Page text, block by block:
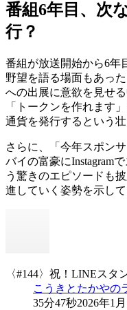
番組6年目、次
行？
番組が放送開始から6年
野望を語る場面もあった
への出展に意欲を見せ
「トークンを作れます
通貨を発行するという
さらに、「今年スポン
バイの富豪にInstagram
う驚きのエピソードも
進していく姿勢を示して
〈#144〉祝！LINEスタ
こうきとたかやの
35分47秒2026年1月